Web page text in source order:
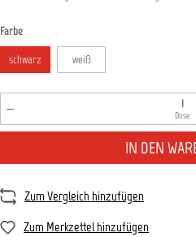
Farbeauswählen
schwarz weiß
Produkt Anzahl: Gib den
Dose
IN DEN
Zum Vergleich hinzufügen
Zum Merkzettel hinzufügen